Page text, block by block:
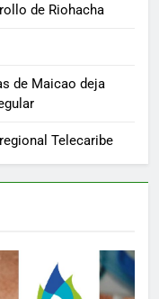
de Riohacha
de Maicao deja
Telecaribe